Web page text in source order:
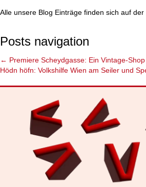
Alle unsere Blog Einträge finden sich auf der
Posts navigation
← Premiere Scheydgasse: Ein Vintage-
Hödn höfn: Volkshilfe Wien am Seiler und